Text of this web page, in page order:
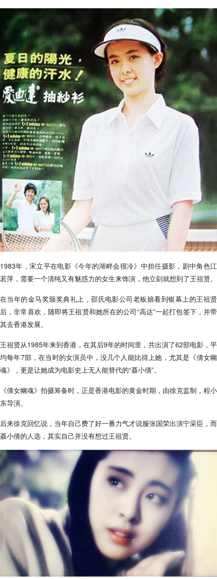
1983年，宋立平在电影《今年的湖畔会很冷》中担任摄影，剧中角色江
若萍，需要一个清纯又有魅惑力的女生来饰演，他立刻就想到了王祖贤。
在当年的金马奖颁奖典礼上，邵氏电影公司老板娘看到银幕上的王祖贤
后，非常喜欢，随即将王祖贤和她所在的公司“高达”一起打包签下，并带
其去香港发展。
王祖贤从1985年来到香港，在其后9年的时间里，共出演了62部电影，平
均每年7部，在当时的女演员中，没几个人能比得上她，尤其是《倩女幽
魂》，更是让她成为电影史上无人能替代的“聂小倩”。
《倩女幽魂》拍摄筹备时，正是香港电影的黄金时期，由徐克监制，程小
东导演。
后来徐克回忆说，当年自己费了好一番力气才说服张国荣出演宁采臣，而
聂小倩的人选，其实自己并没有想过王祖贤。